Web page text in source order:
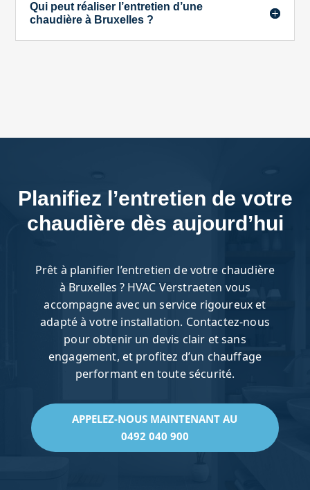
Qui peut réaliser l’entretien d’une
chaudière à Bruxelles ?
Planifiez l’entretien de votre
chaudière dès aujourd’hui
Prêt à planifier l’entretien de votre chaudière
à Bruxelles ? HVAC Verstraeten vous
accompagne avec un service rigoureux et
adapté à votre installation. Contactez-nous
pour obtenir un devis clair et sans
engagement, et profitez d’un chauffage
performant en toute sécurité.
APPELEZ-NOUS MAINTENANT AU
0492 040 900